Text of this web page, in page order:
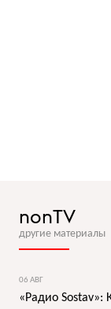
nonTV
другие материалы
06 АВГ
«Радио Sostav»: